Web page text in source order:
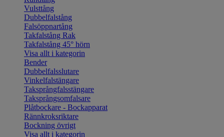
Vulsttång
Dubbelfalstång
Falsöppnartång
Takfalstång Rak
Takfalstång 45° hörn
Visa allt i kategorin
Bender
Dubbelfalsslutare
Vinkelfalstängare
Taksprångfalsstängare
Taksprångsomfalsare
Plåtbockare - Bockapparat
Rännkroksriktare
Bockning övrigt
Visa allt i kategorin